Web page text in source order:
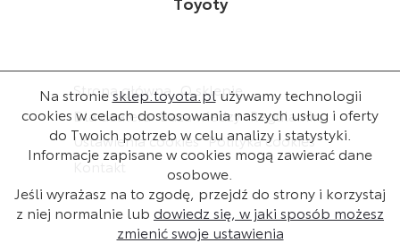
Strona główna O sklepie
Dla dealera Baza wiedzy Regulamin
Ustawienia cookies Polityka cookies
Kontakt
Na stroniesklep.toyota.pl używamy technologii
cookies w celach dostosowania naszych usług i oferty
do Twoich potrzeb w celu analizy i statystyki.
Informacje zapisane w cookies mogą zawierać dane
osobowe.
Jeśli wyrażasz na to zgodę, przejdź do strony i korzystaj
z niej normalnie lub dowiedz się, w jaki sposób możesz
zmienić swoje ustawienia